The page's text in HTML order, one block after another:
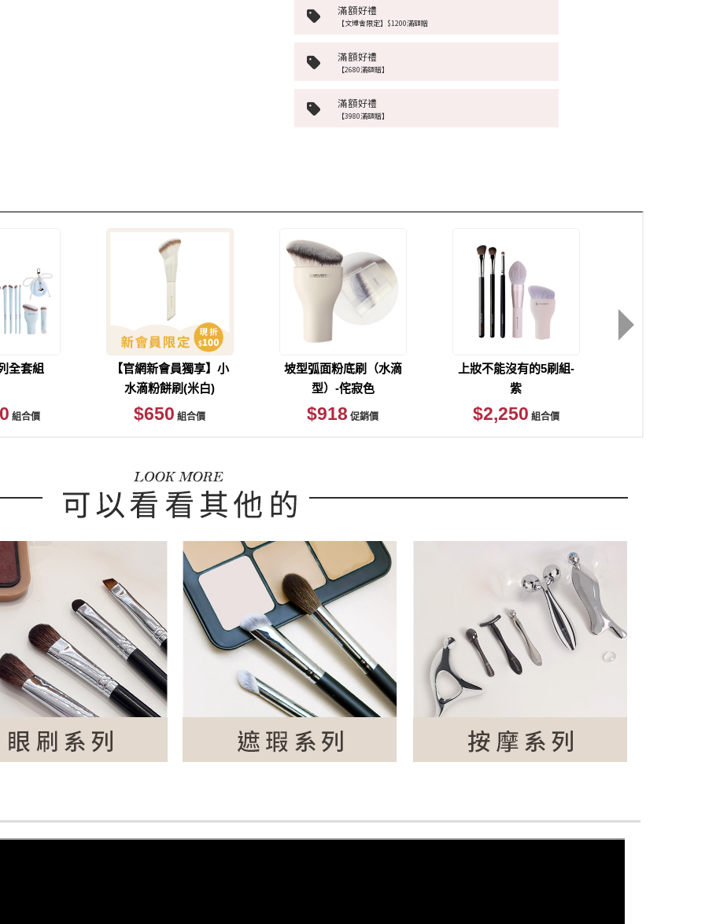
滿額好禮
【文博會限定】$1200滿額贈
滿額好禮
【2680滿額贈】
滿額好禮
【3980滿額贈】
加入購物車
全套組
組合價
【官網新會員獨享】小
水滴粉餅刷(米白)
$650 組合價
坡型弧面粉底刷（水滴
型）-侘寂色
$918 促銷價
上妝不能沒有的5刷組-
紫
$2,250 組合價